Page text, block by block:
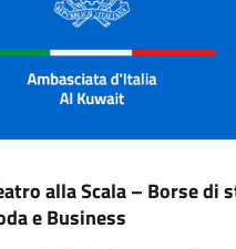
alla Scala – Borse di
e Business